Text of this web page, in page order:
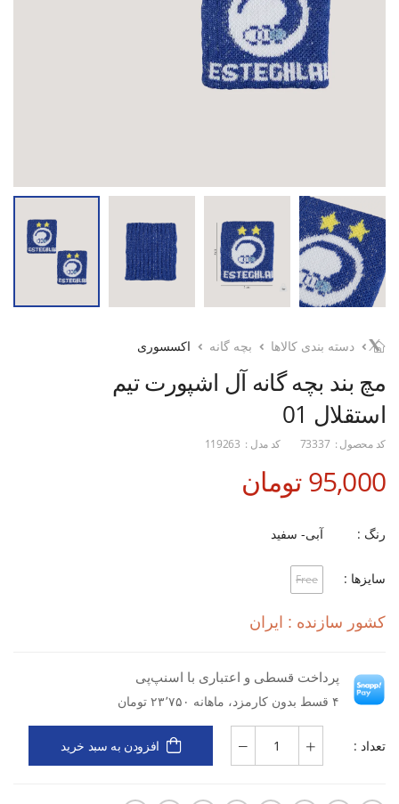
دسته بندی کالاها بچه گانه اکسسوری
مچ بند بچه گانه آل اشپورت تیم
استقلال 01
کد محصول : 73337 کد مدل : 119263
95,000 تومان
رنگ : آبی- سفید
سایزها : Free
کشور سازنده : ایران
پرداخت قسطی و اعتباری با اسنپ‌پی
۴ قسط بدون کارمزد، ماهانه ۲۳٬۷۵۰ تومان
تعداد : افزودن به سبد خرید